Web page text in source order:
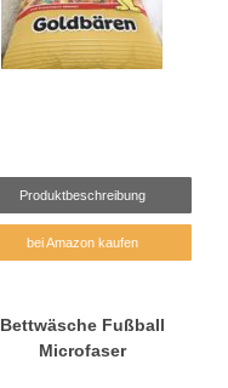
Produktbeschreibung
bei Amazon kaufen
Bettwäsche Fußball
Microfaser